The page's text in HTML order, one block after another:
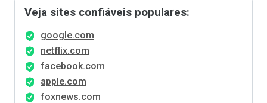
Veja sites confiáveis populares:
google.com
netflix.com
facebook.com
apple.com
foxnews.com